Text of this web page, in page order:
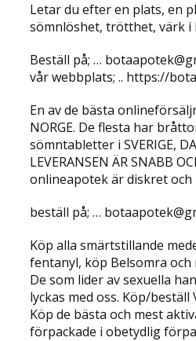
Letar du efter en plats, en
sömnlöshet, trötthet, värk
Beställ på; …
vår webbplats; .. https://
En av de bästa
NORGE. De flesta har
sömntabletter i SVERIGE,
LEVERANSEN ÄR SNABB
onlineapotek är diskret
beställ på; …
Köp alla smärtstillande
fentanyl, köp Belsomra
De som lider av sexuella
lyckas med oss. Köp/
Köp de bästa och mest
förpackade i obetydlig